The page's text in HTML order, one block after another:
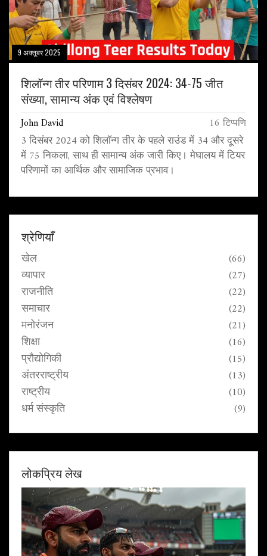
9 अक्तूबर 2025
शिलॉन्ग तीर परिणाम 3 दिसंबर 2024: 34‑75 जीत
संख्या, सामान्य अंक एवं विश्लेषण
John David 16 टिप्पणि
3 दिसंबर 2024 को शिलॉन्ग तीर के पहले राउंड में 34 और दूसरे
में 75 निकला, साथ ही सामान्य अंक जारी किए। मेघालय में टियर
परिणामों का आर्थिक और सामाजिक प्रभाव।
श्रेणियाँ
खेल (66)
व्यापार (27)
राजनीति (22)
समाचार (22)
मनोरंजन (21)
शिक्षा (16)
प्रौद्योगिकी (15)
अंतरराष्ट्रीय (13)
राष्ट्रीय (10)
धर्म संस्कृति (9)
लोकप्रिय लेख